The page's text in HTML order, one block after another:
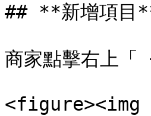
## **新增項目
商家點擊右上